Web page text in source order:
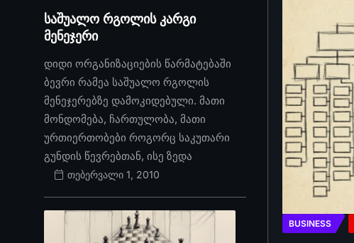
საშუალო რგოლის კარგი
მენეჯერი
დიდი ორგანიზაციების წარმატებაში
ბევრი რამეა საშუალო რგოლის
მენეჯერებზე დამოკიდებული. მათი
მონდომება, ჩართულობა, მათი
ურთიერთობები როგორც საკუთარი
გუნდის წევრებთან, ისე ზედა
თებერვალი 1, 2010
BUSINESS